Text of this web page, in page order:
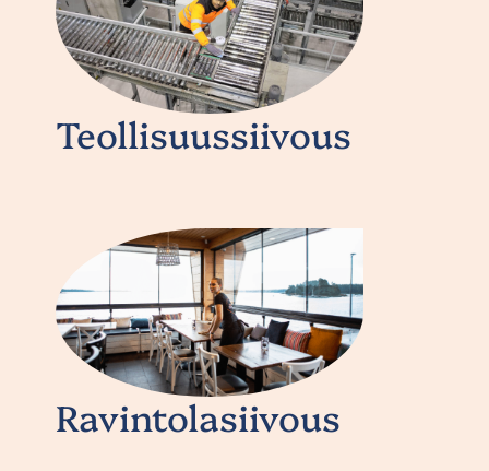
Teollisuussiivous
Ravintolasiivous